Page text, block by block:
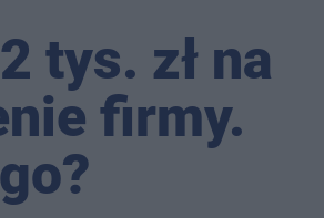
tys. zł na
firmy.